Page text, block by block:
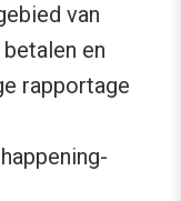
van
en
rapportage